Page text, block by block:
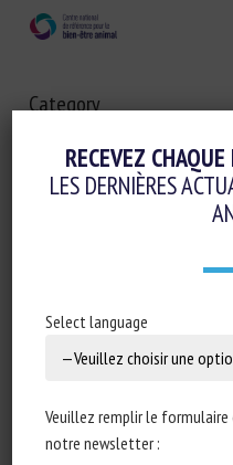
contentCategory
RECEVEZ
LES DERNIÈRES
Select language
Veuillez remplir le formulaire
notre newsletter :